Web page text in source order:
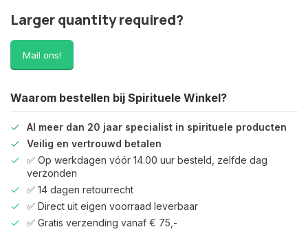
Larger quantity required?
Mail ons!
Waarom bestellen bij Spirituele Winkel?
Al meer dan 20 jaar specialist in spirituele producten
Veilig en vertrouwd betalen
✅ Op werkdagen vóór 14.00 uur besteld, zelfde dag
verzonden
✅ 14 dagen retourrecht
✅ Direct uit eigen voorraad leverbaar
✅ Gratis verzending vanaf € 75,-